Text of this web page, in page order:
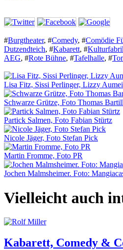
#Burgtheater, #Comedy, #Comödie
Dutzendteich, #Kabarett, #
AEG, #Rote Bühne, #Tafelhalle, #
Lisa Fitz, Sissi Perlinger, Lizzy
Schwarze Grütze, Foto Thomas
Partick Salmen, Foto Fabian Stürtz
Nicole Jäger, Foto Stefan Pick
Martin Fromme, Foto PR
Jochen Malmsheimer. Foto:
Vielleicht auch
Kabarett, Comedy &